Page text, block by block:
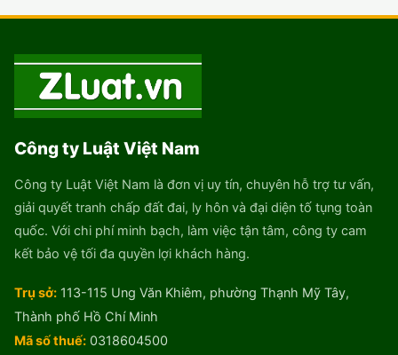
Công ty Luật Việt Nam
Công ty Luật Việt Nam là đơn vị uy tín, chuyên hỗ trợ tư vấn,
giải quyết tranh chấp đất đai, ly hôn và đại diện tố tụng toàn
quốc. Với chi phí minh bạch, làm việc tận tâm, công ty cam
kết bảo vệ tối đa quyền lợi khách hàng.
Trụ sở: 113-115 Ung Văn Khiêm, phường Thạnh Mỹ Tây,
Thành phố Hồ Chí Minh
Mã số thuế: 0318604500